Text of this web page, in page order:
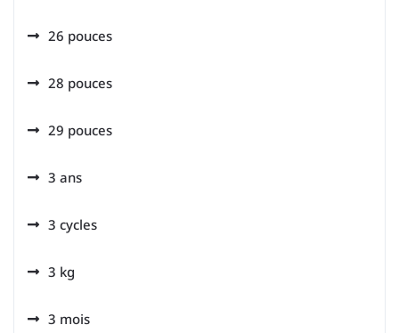
26 pouces
28 pouces
29 pouces
3 ans
3 cycles
3 kg
3 mois